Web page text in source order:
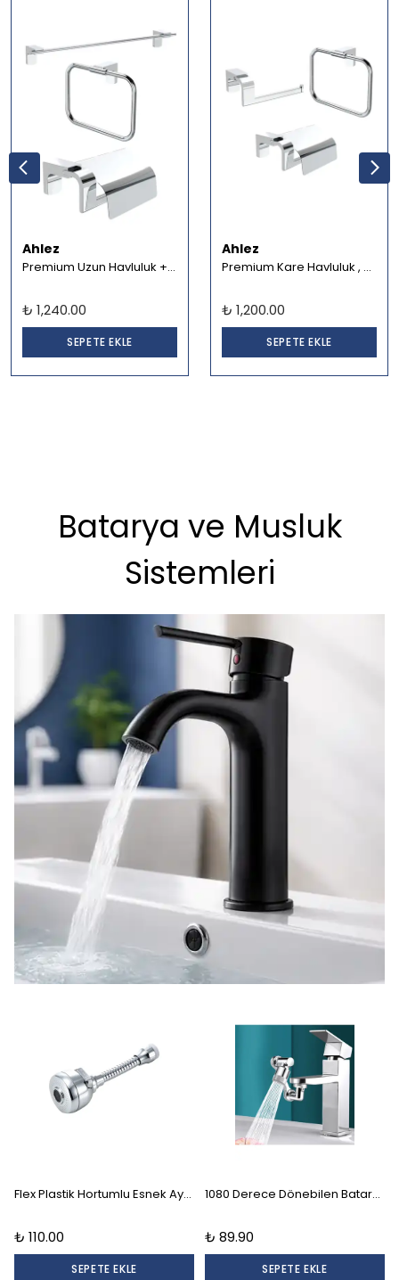
Ahlez
Premium Uzun Havluluk + Kare Yuvarlak Havluluk + Kapaklı Tuvalet Kağıtlık Banyo Seti
₺ 1,240.00
SEPETE EKLE
Ahlez
Premium Kare Havluluk , Kapaksız Kağıtlık ve Kapaklı Kağıtlık Banyo Seti
₺ 1,200.00
SEPETE EKLE
Batarya ve Musluk
Sistemleri
Flex Plastik Hortumlu Esnek Ayarlanabilir Musluk Başlığı 2 Aşamalı
₺ 110.00
SEPETE EKLE
1080 Derece Dönebilen Batarya Musluk Başlığı Krom Batarya 2 Fonksiyonlu Musluk Başlığı
₺ 89.90
SEPETE EKLE